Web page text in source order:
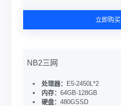
立即购买
NB2三网
处理器：
E5-2450L*2
内存： 64GB-128GB
硬盘： 480GSSD